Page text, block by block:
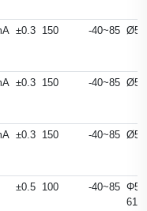
±0.3 150 -40~85
±0.3 150 -40~85
±0.3 150 -40~85
±0.5 100 -40~85